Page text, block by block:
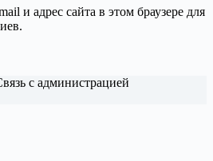
и адрес сайта в этом браузере для
с администрацией